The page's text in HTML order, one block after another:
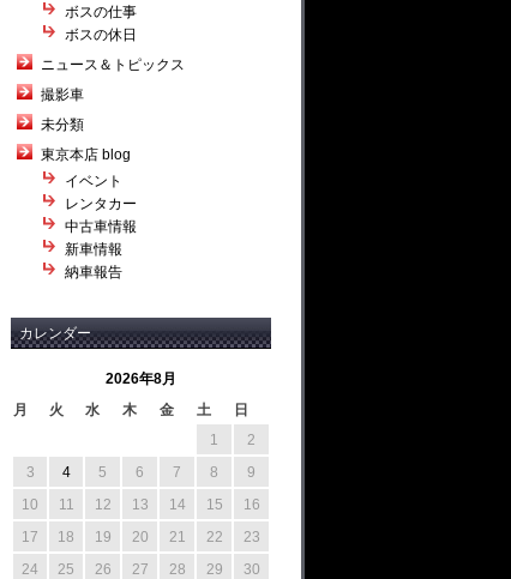
ボスの仕事
ボスの休日
ニュース＆トピックス
撮影車
未分類
東京本店 blog
イベント
レンタカー
中古車情報
新車情報
納車報告
カレンダー
2026年8月
月
火 水 木 金 土
日
1
2
3
4 5 6 7 8
9
10
11 12 13 14 15
16
17
18 19 20 21 22
23
24
25 26 27 28 29
30